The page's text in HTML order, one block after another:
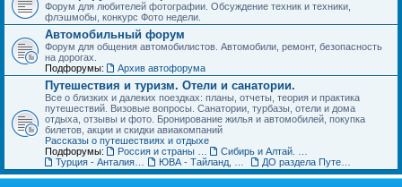
Форум для любителей фотографии. Обсуждение техник и техники,
флэшмобы, конкурс Фото недели.
Автомобильный форум
Форум для общения автомобилистов. Автомобили, ремонт, безопасность
на дорогах.
Подфорумы:
Архив автофорума
Путешествия и туризм. Отели и санатории.
Все о близких и далеких поездках: планы, отчеты, теория и практика
путешествий. Визовые вопросы. Санатории, турбазы, отели и дома
отдыха, отзывы и фото. Бронирование жилья и автомобилей, покупка
билетов, акции и скидки авиакомпаний
Рассказы о путешествиях и отдыхе
Подфорумы: